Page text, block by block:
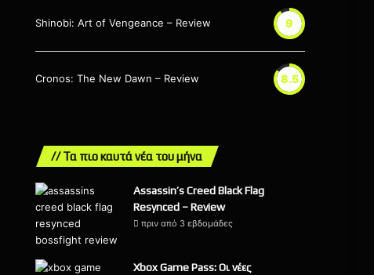
Shinobi: Art of Vengeance – Review 9
Cronos: The New Dawn – Review 8.5
// Τα πιο καυτά νέα του μήνα
9
Assassin’s Creed Black Flag
Resynced – Review
πριν από 3 εβδομάδες
Xbox Game Pass: Οι νέες